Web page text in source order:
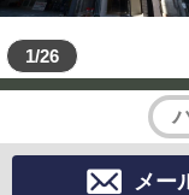
1/26
メー